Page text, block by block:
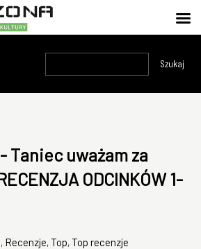
Szukaj
Taniec uważam za
ODCINKÓW 1-
, Recenzje, Top, Top recenzje